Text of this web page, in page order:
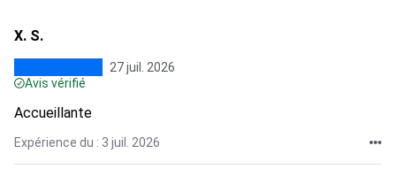
X. S.
27 juil. 2026
Avis vérifié
Accueillante
Expérience du : 3 juil. 2026